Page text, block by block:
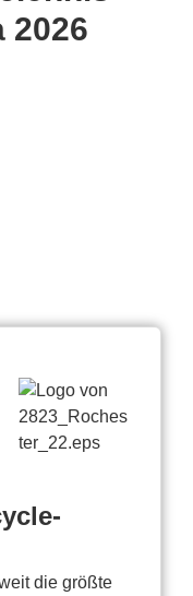
2026
die größte